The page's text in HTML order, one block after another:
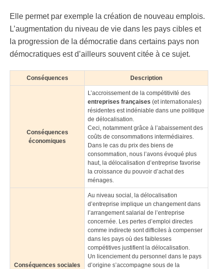
Elle permet par exemple la création de nouveau emplois.
L’augmentation du niveau de vie dans les pays cibles et
la progression de la démocratie dans certains pays non
démocratiques est d’ailleurs souvent citée à ce sujet.
Conséquences Description
Conséquences
économiques
L’accroissement de la compétitivité des
entreprises françaises (et internationales)
résidentes est indéniable dans une politique
de délocalisation.
Ceci, notamment grâce à l’abaissement des
coûts de consommations intermédiaires.
Dans le cas du prix des biens de
consommation, nous l’avons évoqué plus
haut, la délocalisation d’entreprise favorise
la croissance du pouvoir d’achat des
ménages.
Conséquences sociales
Au niveau social, la délocalisation
d’entreprise implique un changement dans
l’arrangement salarial de l’entreprise
concernée. Les pertes d’emploi directes
comme indirecte sont difficiles à compenser
dans les pays où des faiblesses
compétitives justifient la délocalisation.
Un licenciement du personnel dans le pays
d’origine s’accompagne sous de la